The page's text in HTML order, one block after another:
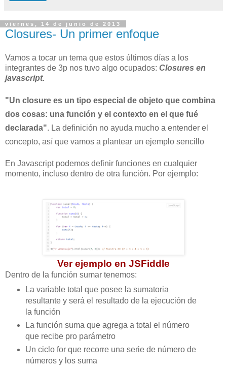
viernes, 14 de junio de 2013
Closures- Un primer enfoque
Vamos a tocar un tema que estos últimos días a los
integrantes de 3p nos tuvo algo ocupados: Closures en
javascript.
"Un closure es un tipo especial de objeto que combina
dos cosas: una función y el contexto en el que fué
declarada". La definición no ayuda mucho a entender el
concepto, así que vamos a plantear un ejemplo sencillo
En Javascript podemos definir funciones en cualquier
momento, incluso dentro de otra función. Por ejemplo:
Ver ejemplo en JSFiddle
Dentro de la función sumar tenemos:
La variable total que posee la sumatoria
resultante y será el resultado de la ejecución de
la función
La función suma que agrega a total el número
que recibe pro parámetro
Un ciclo for que recorre una serie de número de
números y los suma